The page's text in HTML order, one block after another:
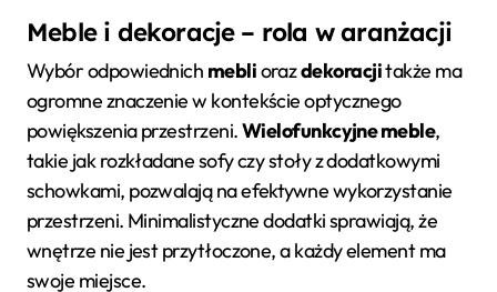
Meble i dekoracje – rola w aranżacji
Wybór odpowiednich mebliorazdekoracjitakże ma
ogromne znaczenie w kontekście optycznego
powiększenia przestrzeni.Wielofunkcyjne meble,
takie jak rozkładane sofy czy stoły z dodatkowymi
schowkami, pozwalają na efektywne wykorzystanie
przestrzeni. Minimalistyczne dodatki sprawiają, że
wnętrze nie jest przytłoczone, a każdy element ma
swoje miejsce.